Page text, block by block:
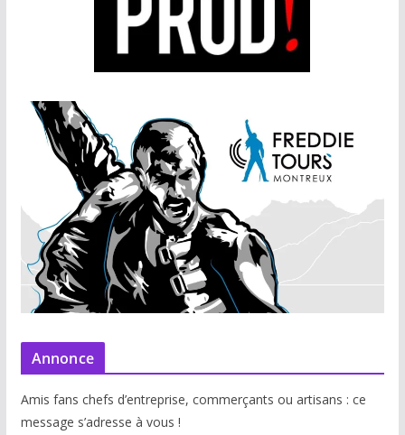
Annonce
Amis fans chefs d’entreprise, commerçants ou artisans : ce
message s’adresse à vous !